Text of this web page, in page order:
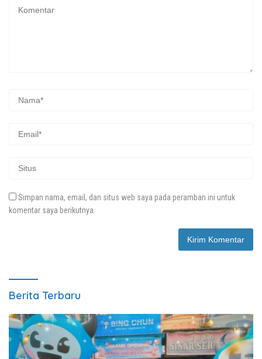
Simpan nama, email, dan situs web saya pada peramban ini untuk
komentar saya berikutnya.
Berita Terbaru